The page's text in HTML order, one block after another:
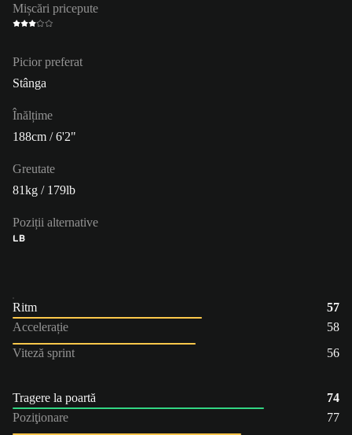
Mișcări pricepute
Picior preferat
Stânga
Înălțime
188cm / 6'2"
Greutate
81kg / 179lb
Poziții alternative
LB
Ritm
57
Accelerație
58
Viteză sprint
56
Tragere la poartă
74
Poziţionare
77